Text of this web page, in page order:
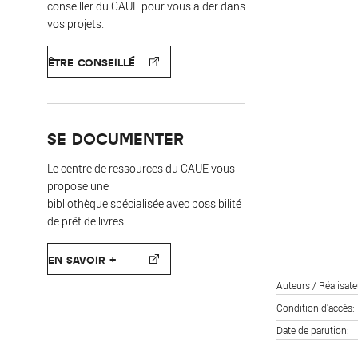
conseiller du CAUE pour vous aider dans
vos projets.
ÊTRE CONSEILLÉ
SE DOCUMENTER
Le centre de ressources du CAUE vous
propose une
bibliothèque spécialisée avec possibilité
de prêt de livres.
EN SAVOIR +
Auteurs /
Condition d'accès
Date de parution